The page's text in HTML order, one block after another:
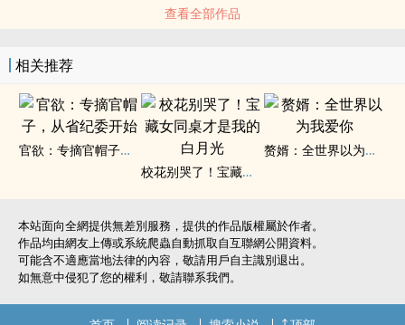
查看全部作品
相关推荐
官欲：专摘官帽子，从省纪委开始
校花别哭了！宝藏女同桌才是我的白月光
赘婿：全世界以为我爱你
本站面向全網提供無差別服務，提供的作品版權屬於作者。
作品均由網友上傳或系統爬蟲自動抓取自互聯網公開資料。
可能含不適應當地法律的內容，敬請用戶自主識別退出。
如無意中侵犯了您的權利，敬請聯系我們。